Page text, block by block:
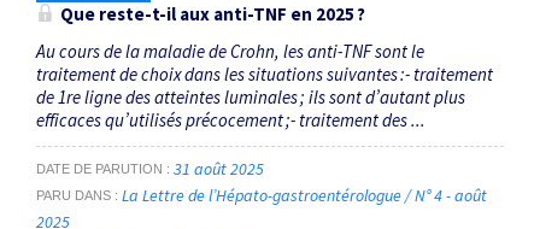
Que reste-t-il aux anti-TNF en 2025 ?
Au cours de la maladie de Crohn, les anti-TNF sont le
traitement de choix dans les situations suivantes :- traitement
de 1re ligne des atteintes luminales ; ils sont d’autant plus
efficaces qu’utilisés précocement ;- traitement des ...
DATE DE PARUTION 31 août 2025
PARU DANS
La Lettre de l’Hépato-gastroentérologue / N° 4 - août
2025